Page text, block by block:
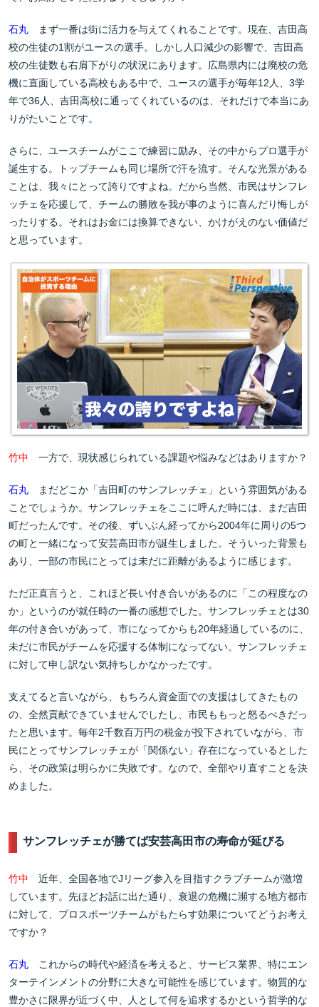
石丸 まず一番は街に活力を与えてくれることです。現在、吉田高
校の生徒の1割がユースの選手。しかし人口減少の影響で、吉田高
校の生徒数も右肩下がりの状況にあります。広島県内には廃校の危
機に直面している高校もある中で、ユースの選手が毎年12人、3学
年で36人、吉田高校に通ってくれているのは、それだけで本当にあ
りがたいことです。
さらに、ユースチームがここで練習に励み、その中からプロ選手が
誕生する。トップチームも同じ場所で汗を流す。そんな光景がある
ことは、我々にとって誇りですよね。だから当然、市民はサンフレ
ッチェを応援して、チームの勝敗を我が事のように喜んだり悔しが
ったりする。それはお金には換算できない、かけがえのない価値だ
と思っています。
竹中 一方で、現状感じられている課題や悩みなどはありますか？
石丸 まだどこか「吉田町のサンフレッチェ」という雰囲気がある
ことでしょうか。サンフレッチェをここに呼んだ時には、まだ吉田
町だったんです。その後、ずいぶん経ってから2004年に周りの5つ
の町と一緒になって安芸高田市が誕生しました。そういった背景も
あり、一部の市民にとっては未だに距離があるように感じます。
ただ正直言うと、これほど長い付き合いがあるのに「この程度なの
か」というのが就任時の一番の感想でした。サンフレッチェとは30
年の付き合いがあって、市になってからも20年経過しているのに、
未だに市民がチームを応援する体制になってない。サンフレッチェ
に対して申し訳ない気持ちしかなかったです。
支えてると言いながら、もちろん資金面での支援はしてきたもの
の、全然貢献できていませんでしたし、市民ももっと怒るべきだっ
たと思います。毎年2千数百万円の税金が投下されていながら、市
民にとってサンフレッチェが「関係ない」存在になっているとした
ら、その政策は明らかに失敗です。なので、全部やり直すことを決
めました。
サンフレッチェが勝てば安芸高田市の寿命が延びる
竹中 近年、全国各地でJリーグ参入を目指すクラブチームが激増
しています。先ほどお話に出た通り、衰退の危機に瀕する地方都市
に対して、プロスポーツチームがもたらす効果についてどうお考え
ですか？
石丸 これからの時代や経済を考えると、サービス業界、特にエン
ターテインメントの分野に大きな可能性を感じています。物質的な
豊かさに限界が近づく中、人として何を追求するかという哲学的な